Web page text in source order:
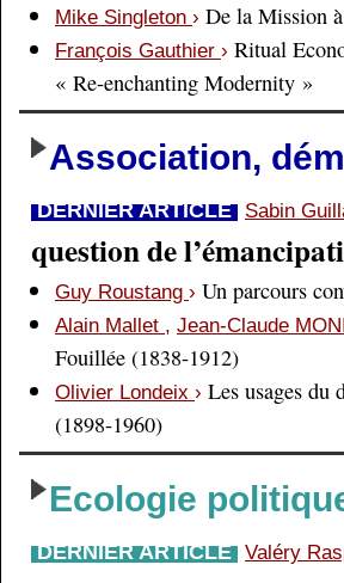
Mike Singleton › De la Mission
François Gauthier › Ritual
« Re-enchanting Modernity »
Association,
DERNIER ARTICLE Sabin
question de
Guy Roustang › Un parcours
Alain Mallet , Jean-Claude
Fouillée (1838-1912)
Olivier Londeix › Les usages du
(1898-1960)
Ecologie
DERNIER ARTICLE Valéry